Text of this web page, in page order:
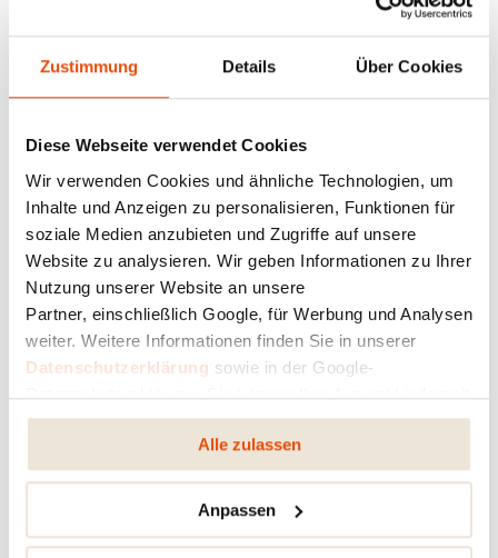
Zustimmung Details Über Cookies
Diese Webseite verwendet Cookies
Wir verwenden Cookies und ähnliche Technologien, um
Inhalte und Anzeigen zu personalisieren, Funktionen für
soziale Medien anzubieten und Zugriffe auf unsere
Website zu analysieren. Wir geben Informationen zu Ihrer
Nutzung unserer Website an unsere
Partner, einschließlich Google, für Werbung und Analysen
weiter. Weitere Informationen finden Sie in unserer
Datenschutzerklärung sowie in der Google-
Datenschutzerklärung. Sie können Ihre Auswahl jederzeit
ändern oder widerrufen.
Alle zulassen
Anpassen
Als der das Tor aufmachte, wollte er den Bettler
kommen diese abgerissenen Gestalten immer
ausgerechnet zu uns? – Im nächsten Moment aber
offenbar den Wohlstand gebracht hatte. Da war
alles gleich anders: »Was für eine Freude!«, rief der
Nachbar. «Es tut mir furchtbar leid, dass du mich
damals offenbar gerade auf dem falschen Fuß
erwischt hast. Bitte lass mich das wieder
gutmachen: Komm herein, mein lieber Freund, und
sei unser Gast!«
Dieser Einladung folgte der heilige Nikolaus mit
Jetzt wurde er aufs Beste bewirtet. Zuerst mussten
ihm die Diener ein heißes Bad bereiten. Dann
bekam er neue Gewänder. Schließlich saßen sie vor